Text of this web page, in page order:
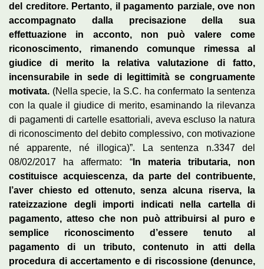
del creditore. Pertanto, il pagamento parziale, ove non
accompagnato dalla precisazione della sua
effettuazione in acconto, non può valere come
riconoscimento, rimanendo comunque rimessa al
giudice di merito la relativa valutazione di fatto,
incensurabile in sede di legittimità se congruamente
motivata. (Nella specie, la S.C. ha confermato la sentenza
con la quale il giudice di merito, esaminando la rilevanza
di pagamenti di cartelle esattoriali, aveva escluso la natura
di riconoscimento del debito complessivo, con motivazione
né apparente, né illogica)”. La sentenza n.3347 del
08/02/2017 ha affermato: “In materia tributaria, non
costituisce acquiescenza, da parte del contribuente,
l’aver chiesto ed ottenuto, senza alcuna riserva, la
rateizzazione degli importi indicati nella cartella di
pagamento, atteso che non può attribuirsi al puro e
semplice riconoscimento d’essere tenuto al
pagamento di un tributo, contenuto in atti della
procedura di accertamento e di riscossione (denunce,